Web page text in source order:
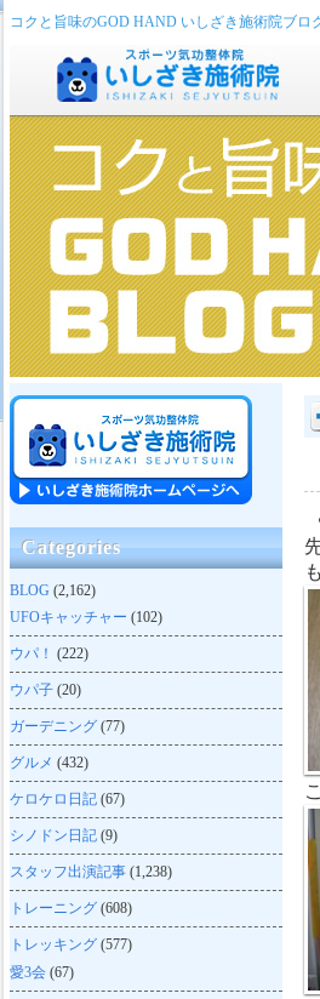
コクと旨味のGOD HAND いしざき施術院ブロ
Categories
BLOG (2,162)
UFOキャッチャー (102)
ウパ！ (222)
ウパ子 (20)
ガーデニング (77)
グルメ (432)
ケロケロ日記 (67)
シノドン日記 (9)
スタッフ出演記事 (1,238)
トレーニング (608)
トレッキング (577)
愛3会 (67)